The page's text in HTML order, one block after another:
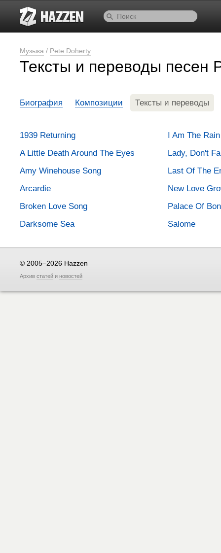
Музыка / Pete Doherty
Тексты и переводы песен
Биография Композиции Тексты и переводы
1939 Returning
A Little Death Around The Eyes
Amy Winehouse Song
Arcardie
Broken Love Song
Darksome Sea
I Am The Rain
Lady, Don't
Last Of The
New Love
Palace Of
Salome
© 2005–2026 Hazzen
Архив статей и новостей